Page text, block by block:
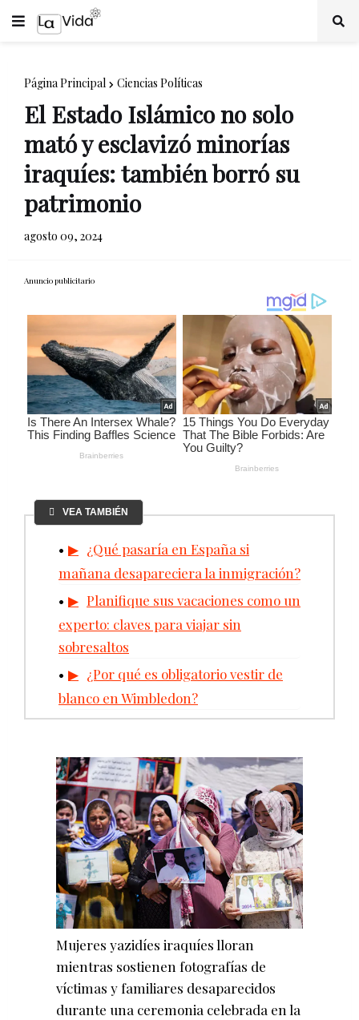
Página Principal Ciencias Políticas
El Estado Islámico no solo
mató y esclavizó minorías
iraquíes: también borró su
patrimonio
agosto 09, 2024
Anuncio publicitario
VEA TAMBIÉN
¿Qué pasaría en España si
mañana desapareciera la inmigración?
Planifique sus vacaciones como un
experto: claves para viajar sin
sobresaltos
¿Por qué es obligatorio vestir de
blanco en Wimbledon?
Mujeres yazidíes iraquíes lloran
mientras sostienen fotografías de
víctimas y familiares desaparecidos
durante una ceremonia celebrada en la